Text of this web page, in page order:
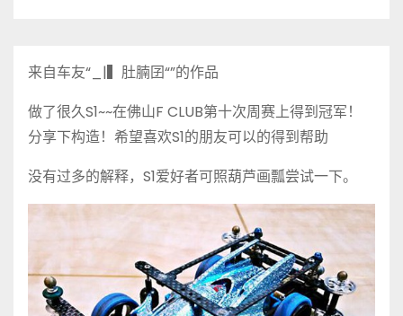
来自车友“_|▍肚腩囝“”的作品
做了很久S1~~在佛山F CLUB第十次周赛上得到冠军！
分享下构造！希望喜欢S1的朋友可以的得到帮助
没有过多的解释，S1爱好者可照葫芦画瓢尝试一下。